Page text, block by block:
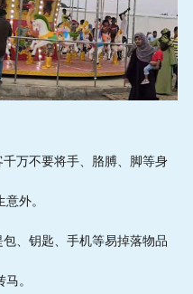
万不要将手、胳膊、脚等身
外。
、钥匙、手机等易掉落物品
。